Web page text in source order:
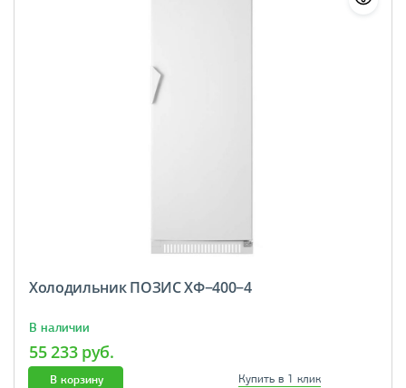
Холодильник ПОЗИС ХФ−400−4
В наличии
55 233 руб.
В корзину Купить в 1 клик